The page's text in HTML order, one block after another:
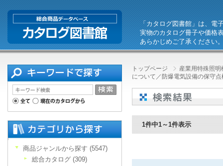
「カタログ図書館」は、電
実物のカタログ冊子や価格
あらかじめご了承ください
トップページ
産業用特殊照
について／防爆電気設備の保守点
1件中1～1件表示
商品ジャンルから探す (5547)
総合カタログ (309)